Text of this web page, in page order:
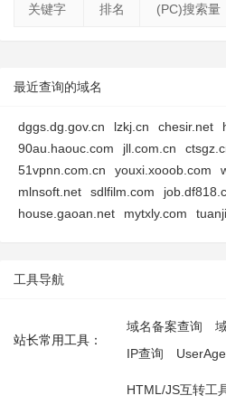
关键字 排名 (PC)搜索量
最近查询的域名
dggs.dg.gov.cn lzkj.cn chesir.net
90au.haouc.com
jll.com.cn
51vpnn.com.cn
youxi.xooob.com
mlnsoft.net
sdlfilm.com
house.gaoan.net
mytxly.com
工具导航
站长常用工具：
域名备案查询
IP查询
HTML/JS互转工